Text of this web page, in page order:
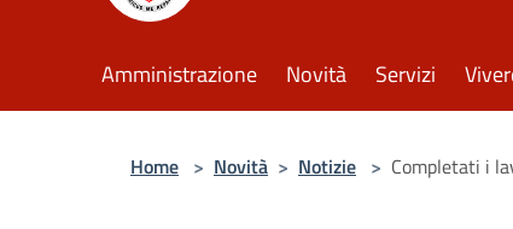
Amministrazione Novità Servizi
Home > Novità > Notizie > Completati i